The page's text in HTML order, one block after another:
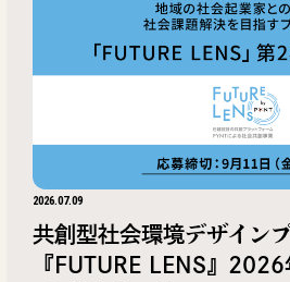
2026.07.09
共創型社会環境デザイン
『FUTURE LENS』